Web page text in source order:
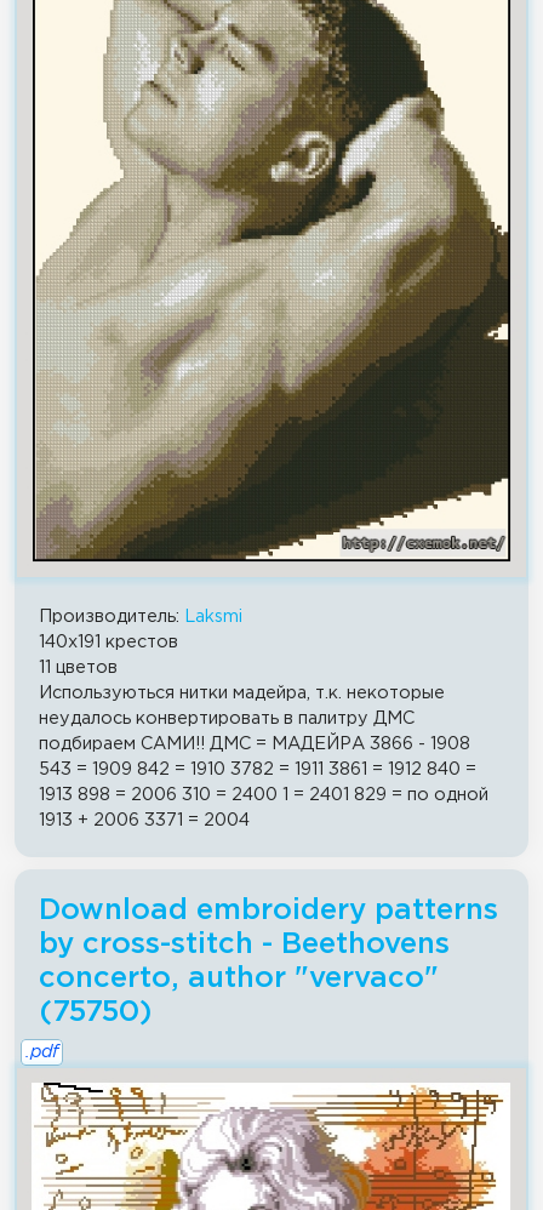
Производитель:
Laksmi
140x191 крестов
11 цветов
Используються нитки мадейра, т.к. некоторые
неудалось конвертировать в палитру ДМС
подбираем САМИ!! ДМС = МАДЕЙРА 3866 - 1908
543 = 1909 842 = 1910 3782 = 1911 3861 = 1912 840 =
1913 898 = 2006 310 = 2400 1 = 2401 829 = по одной
1913 + 2006 3371 = 2004
Download embroidery patterns
by cross-stitch - Beethovens
concerto, author "vervaco"
(75750)
.pdf